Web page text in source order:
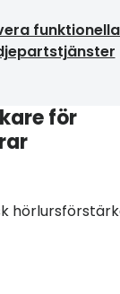
funktionella
för